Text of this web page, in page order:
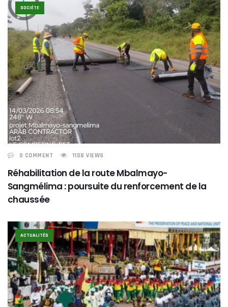
SOCIÉTE
0 COMMENT 1108 VIEWS
Réhabilitation de la route Mbalmayo-
Sangmélima : poursuite du renforcement de la
chaussée
ACTUALITÉS